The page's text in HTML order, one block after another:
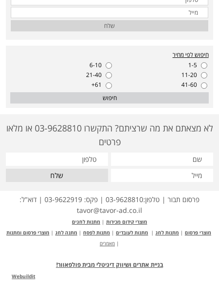
שלח
חיפוש לפי מחיר
1-5
6-10
11-20
21-40
41-60
61+
חיפוש
לא מצאתם את מה שרציתם? התקשרו 03-9628810 או מלאו
פרטים
שלח
פרסום תבור | טלפון:03-9628810 | פקס: 03-9622919 | דוא"ל:
tavor@tavor-ad.co.il
מוצרי קידום מכירות | מתנות לחגים
מוצרי פרסום | מתנות לחג | מתנות לעובדים | מתנות לפסח | מתנה לחג | מוצרי פרסום ומתנות
| מאמרים
בניית אתרים ושיווק דיגיטלי מבית פולפאוור!
Webuildit